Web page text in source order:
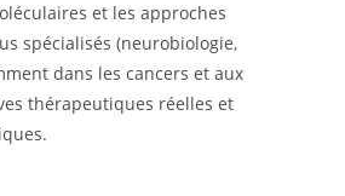
et les approches
spécialisés (neurobiologie,
dans les cancers et aux
thérapeutiques réelles et